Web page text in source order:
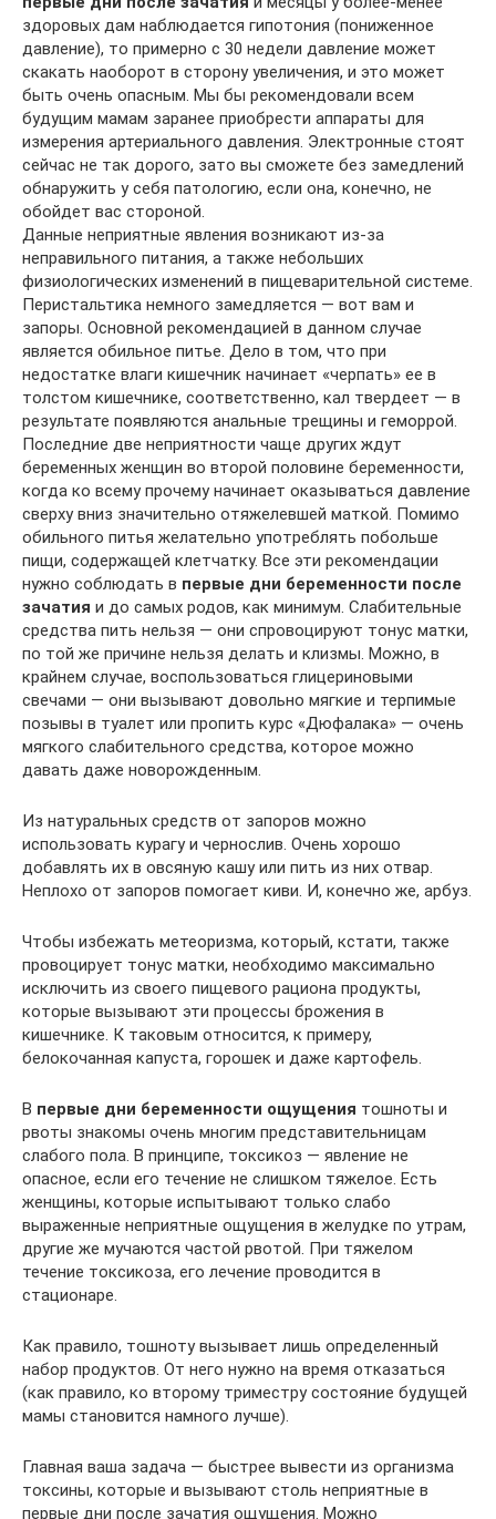
здоровых дам наблюдается гипотония (пониженное
давление), то примерно с 30 недели давление может
скакать наоборот в сторону увеличения, и это может
быть очень опасным. Мы бы рекомендовали всем
будущим мамам заранее приобрести аппараты для
измерения артериального давления. Электронные стоят
сейчас не так дорого, зато вы сможете без замедлений
обнаружить у себя патологию, если она, конечно, не
обойдет вас стороной.
Данные неприятные явления возникают из-за
неправильного питания, а также небольших
физиологических изменений в пищеварительной системе.
Перистальтика немного замедляется — вот вам и
запоры. Основной рекомендацией в данном случае
является обильное питье. Дело в том, что при
недостатке влаги кишечник начинает «черпать» ее в
толстом кишечнике, соответственно, кал твердеет — в
результате появляются анальные трещины и геморрой.
Последние две неприятности чаще других ждут
беременных женщин во второй половине беременности,
когда ко всему прочему начинает оказываться давление
сверху вниз значительно отяжелевшей маткой. Помимо
обильного питья желательно употреблять побольше
пищи, содержащей клетчатку. Все эти рекомендации
нужно соблюдать в первые дни беременности после
зачатия и до самых родов, как минимум. Слабительные
средства пить нельзя — они спровоцируют тонус матки,
по той же причине нельзя делать и клизмы. Можно, в
крайнем случае, воспользоваться глицериновыми
свечами — они вызывают довольно мягкие и терпимые
позывы в туалет или пропить курс «Дюфалака» — очень
мягкого слабительного средства, которое можно
давать даже новорожденным.
Из натуральных средств от запоров можно
использовать курагу и чернослив. Очень хорошо
добавлять их в овсяную кашу или пить из них отвар.
Неплохо от запоров помогает киви. И, конечно же, арбуз.
Чтобы избежать метеоризма, который, кстати, также
провоцирует тонус матки, необходимо максимально
исключить из своего пищевого рациона продукты,
которые вызывают эти процессы брожения в
кишечнике. К таковым относится, к примеру,
белокочанная капуста, горошек и даже картофель.
В первые дни беременности ощущения тошноты и
рвоты знакомы очень многим представительницам
слабого пола. В принципе, токсикоз — явление не
опасное, если его течение не слишком тяжелое. Есть
женщины, которые испытывают только слабо
выраженные неприятные ощущения в желудке по утрам,
другие же мучаются частой рвотой. При тяжелом
течение токсикоза, его лечение проводится в
стационаре.
Как правило, тошноту вызывает лишь определенный
набор продуктов. От него нужно на время отказаться
(как правило, ко второму триместру состояние будущей
мамы становится намного лучше).
Главная ваша задача — быстрее вывести из организма
токсины, которые и вызывают столь неприятные в
первые дни после зачатия ощущения. Можно